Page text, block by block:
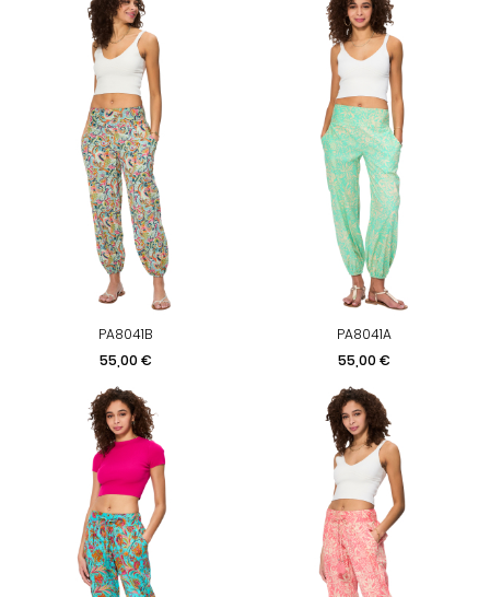
PA8041B
Prix
55,00 €
PA8041A
Prix
55,00 €